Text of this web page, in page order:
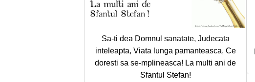
Sa-ti dea Domnul sanatate, Judecata
inteleapta, Viata lunga pamanteasca, Ce
doresti sa se-mplineasca! La multi ani de
Sfantul Stefan!